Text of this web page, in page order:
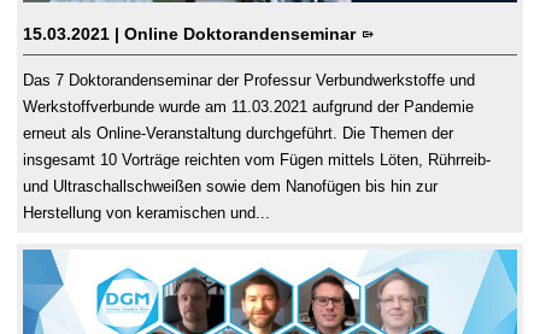
15.03.2021 | Online Doktorandenseminar
Das 7 Doktorandenseminar der Professur Verbundwerkstoffe und
Werkstoffverbunde wurde am 11.03.2021 aufgrund der Pandemie
erneut als Online-Veranstaltung durchgeführt. Die Themen der
insgesamt 10 Vorträge reichten vom Fügen mittels Löten, Rührreib-
und Ultraschallschweißen sowie dem Nanofügen bis hin zur
Herstellung von keramischen und...